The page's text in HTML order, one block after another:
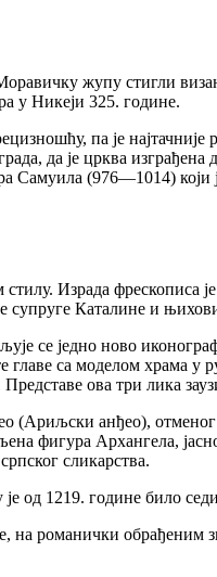
жупу стигли
у Никеји 325. године.
па је
да је црква
Самуила (976—1014)
Израда фрескописа
супруге Каталине и
се једно ново
главе са моделом храма
ова три лика
анђео), отменог
фигура Архангела,
сликарства.
од 1219. године било
на романички